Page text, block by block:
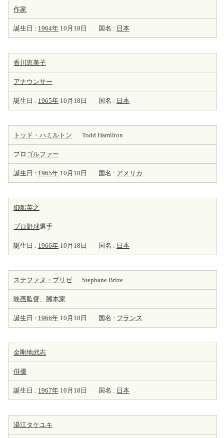
作家
誕生日 : 1964年 10月18日 国名 : 日本
香川恵美子
アナウンサー
誕生日 : 1965年 10月18日 国名 : 日本
トッド・ハミルトン Todd Hamilton
プロ ゴルファー
誕生日 : 1965年 10月18日 国名 : アメリカ
御船英之
プロ野球選手
誕生日 : 1966年 10月18日 国名 : 日本
ステファヌ・ブリゼ Stephane Brize
映画監督、 脚本家
誕生日 : 1966年 10月18日 国名 : フランス
金剛地武志
俳優
誕生日 : 1967年 10月18日 国名 : 日本
湯江タケユキ